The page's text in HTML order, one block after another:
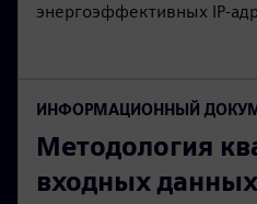
энергоэффективных IP-
ИНФОРМАЦИОННЫЙ
Методология
входных